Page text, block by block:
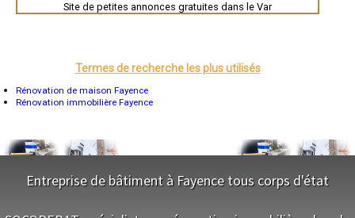
Nantes
Orléans
Mende
Angers
Reims
Saint-Dizier
Site de petites annonces gratuites dans le Var
Termes de recherche les plus utilisés
Rénovation de maison Fayence
Rénovation immobilière Fayence
Entreprise de bâtiment à Fayence tous corps d'état